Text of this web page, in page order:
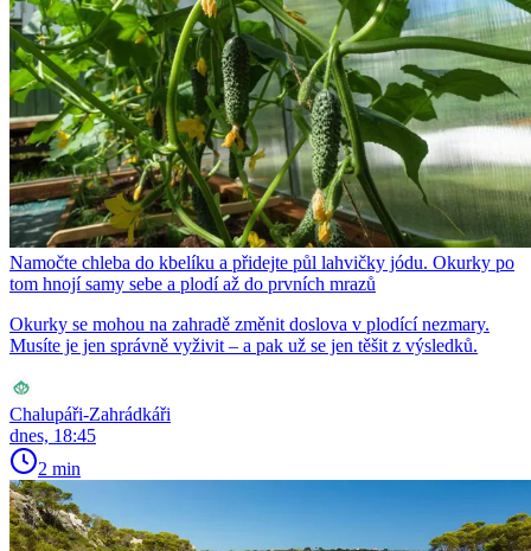
Namočte chleba do kbelíku a přidejte půl lahvičky jódu. Okurky po
tom hnojí samy sebe a plodí až do prvních mrazů
Okurky se mohou na zahradě změnit doslova v plodící nezmary.
Musíte je jen správně vyživit – a pak už se jen těšit z výsledků.
Chalupáři-Zahrádkáři
dnes, 18:45
2 min